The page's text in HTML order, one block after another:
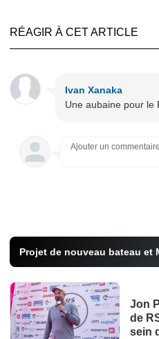
RÉAGIR À CET ARTICLE
Ivan Xanaka
Une aubaine pour le
Ajouter un
Projet de nouveau bateau et
Jon
de
sein